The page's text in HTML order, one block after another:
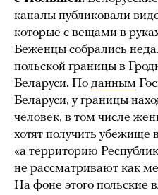
каналы публиковали
которые с вещами в
Беженцы собрались
польской границы в
Беларуси. По данным
Беларуси, у границы
человек, в том числе
хотят получить убежище
«а территорию
не рассматривают как
На фоне этого польские